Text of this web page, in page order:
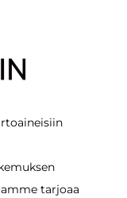
tarjoaa